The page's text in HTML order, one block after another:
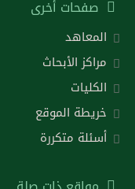
صفحات أخرى
المعاهد
مراكز الأبحاث
الكليات
خريطة الموقع
أسئلة متكررة